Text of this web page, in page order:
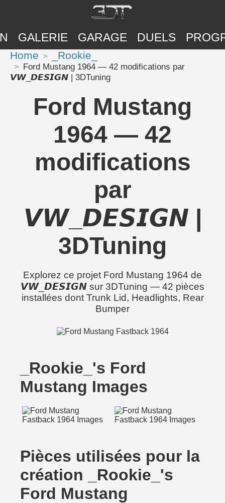
GALERIE GARAGE DUELS
Home _Rookie_
Ford Mustang 1964 — 42 modifications par
𝙑𝙒_𝘿𝙀𝙎𝙄𝙂𝙉 | 3DTuning
Ford Mustang
1964 — 42
modifications
par
𝙑𝙒_𝘿𝙀𝙎𝙄𝙂𝙉 |
3DTuning
Explorez ce projet Ford Mustang 1964 de
𝙑𝙒_𝘿𝙀𝙎𝙄𝙂𝙉 sur 3DTuning — 42 pièces
installées dont Trunk Lid, Headlights, Rear
Bumper
_Rookie_'s Ford
Mustang Images
Pièces utilisées pour la
création _Rookie_'s
Ford Mustang